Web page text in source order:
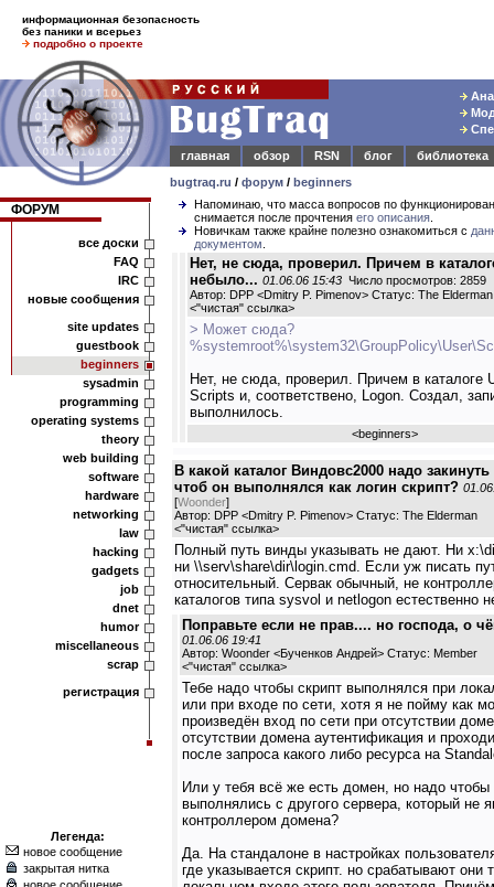
информационная безопасность
без паники и всерьез
подробно о проекте
главная
обзор RSN блог
библиотека
bugtraq.ru / форум / beginners
ФОРУМ
все доски
FAQ
IRC
новые сообщения
site updates
guestbook
beginners
sysadmin
programming
operating systems
theory
web building
software
hardware
networking
law
hacking
gadgets
job
dnet
humor
miscellaneous
scrap
регистрация
Легенда:
новое сообщение
закрытая нитка
Напоминаю, что масса вопросов по
снимается после прочтения его описания
Новичкам также крайне полезно ознакомиться с
документом
Нет, не сюда, проверил. Причем в
небыло... 01.06.06 15:43 Число просмотров: 2859
Автор: DPP <Dmitry P. Pimenov> Статус: The Elderman
<"чистая" ссылка>
> Может сюда?
Нет, не сюда, проверил. Причем в каталоге
Scripts и, соответствено, Logon. Создал,
выполнилось.
<beginners>
В какой каталог Виндовс2000 надо закинуть
чтоб он выполнялся как логин скрипт?
[Woonder]
Автор: DPP <Dmitry P. Pimenov> Статус: The Elderman
<"чистая" ссылка>
Полный путь винды указывать не дают. Ни
ни \\serv\share\dir\login.cmd. Если уж писать
относительный. Сервак обычный, не
каталогов типа sysvol и netlogon естественно
Поправьте если не прав.... но господа, о
01.06.06 19:41
Автор: Woonder <Бученков Андрей> Статус: Member
<"чистая" ссылка>
Тебе надо чтобы скрипт выполнялся при
или при входе по сети, хотя я не пойму как
произведён вход по сети при отсутствии
отсутствии домена аутентификация и
после запроса какого либо ресурса на
Или у тебя всё же есть домен, но надо чтобы
выполнялись с другого сервера, который не
контроллером домена?
Да. На стандалоне в настройках
где указывается скрипт. но срабатывают они